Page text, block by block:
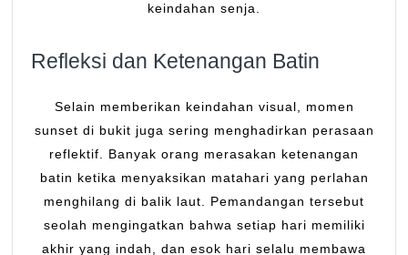
keindahan senja.
Refleksi dan Ketenangan Batin
Selain memberikan keindahan visual, momen
sunset di bukit juga sering menghadirkan perasaan
reflektif. Banyak orang merasakan ketenangan
batin ketika menyaksikan matahari yang perlahan
menghilang di balik laut. Pemandangan tersebut
seolah mengingatkan bahwa setiap hari memiliki
akhir yang indah, dan esok hari selalu membawa